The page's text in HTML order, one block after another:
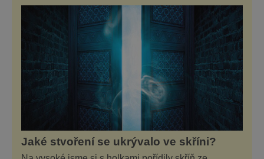
centra je, jak už název napovídá, skutečně
vrch, i když s jeho nadmořskou výškou 290
metrů je možná označení „h
Jaké stvoření se ukrývalo ve skříni?